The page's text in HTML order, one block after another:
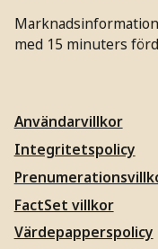
med 15 minuters
Användarvillkor
Integritetspolicy
FactSet villkor
Värdepapperspolicy